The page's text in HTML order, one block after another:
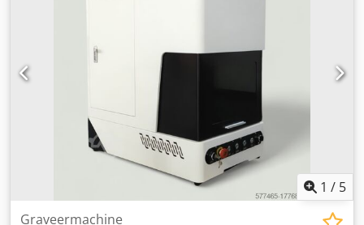
aanvraag, exclusief 19% btw. Dedpfjytx Dmex Abqjwa
1 / 5
Graveermachine